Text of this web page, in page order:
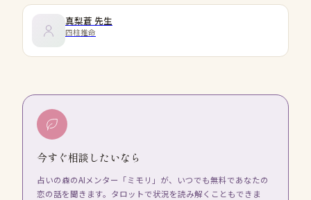
真梨蒼 先生
四柱推命
今すぐ相談したいなら
占いの森のAIメンター「ミモリ」が、いつでも無料であなたの
恋の話を聞きます。タロットで状況を読み解くこともできま